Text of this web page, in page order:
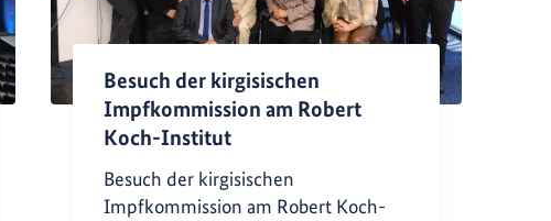
Besuch der kirgisischen
Impfkommission am Robert
Koch-Institut
Besuch der kirgisischen
Impfkommission am Robert Koch-